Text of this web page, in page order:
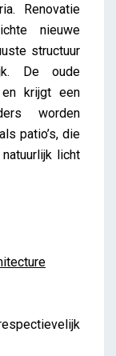
Renovatie
nieuwe
structuur
De oude
krijgt een
worden
patio’s, die
licht